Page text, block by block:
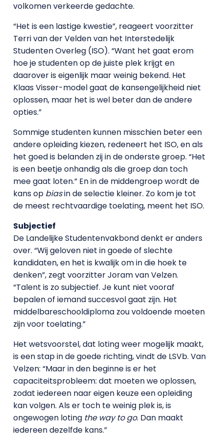
volkomen verkeerde gedachte.
“Het is een lastige kwestie”, reageert voorzitter
Terri van der Velden van het Interstedelijk
Studenten Overleg (ISO). “Want het gaat erom
hoe je studenten op de juiste plek krijgt en
daarover is eigenlijk maar weinig bekend. Het
Klaas Visser-model gaat de kansengelijkheid niet
oplossen, maar het is wel beter dan de andere
opties.”
Sommige studenten kunnen misschien beter een
andere opleiding kiezen, redeneert het ISO, en als
het goed is belanden zij in de onderste groep. “Het
is een beetje onhandig als die groep dan toch
mee gaat loten.” En in de middengroep wordt de
kans op biasin de selectie kleiner. Zo kom je tot
de meest rechtvaardige toelating, meent het ISO.
Subjectief
De Landelijke Studentenvakbond denkt er anders
over. “Wij geloven niet in goede of slechte
kandidaten, en het is kwalijk om in die hoek te
denken”, zegt voorzitter Joram van Velzen.
“Talent is zo subjectief. Je kunt niet vooraf
bepalen of iemand succesvol gaat zijn. Het
middelbareschooldiploma zou voldoende moeten
zijn voor toelating.”
Het wetsvoorstel, dat loting weer mogelijk maakt,
is een stap in de goede richting, vindt de LSVb. Van
Velzen: “Maar in den beginne is er het
capaciteitsprobleem: dat moeten we oplossen,
zodat iedereen naar eigen keuze een opleiding
kan volgen. Als er toch te weinig plek is, is
ongewogen loting the way to go. Dan maakt
iedereen dezelfde kans.”